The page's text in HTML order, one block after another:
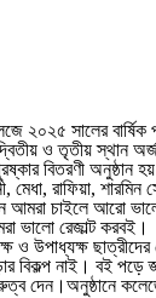
২০২৫ সালের বার্ষিক
ও তৃতীয় স্থান
বিতরণী অনুষ্ঠান
মেধা, রাফিয়া, শারমিন
আমরা চাইলে আরো
ভালো রেজাল্ট করবই।
ও উপাধ্যক্ষ ছাত্রীদের
বিকল্প নাই। বই পড়ে
দেন।অনুষ্ঠানে